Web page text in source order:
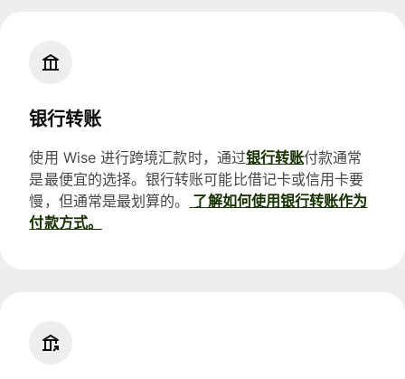
银行转账
使用 Wise 进行跨境汇款时，通过银行转账付款通常
是最便宜的选择。银行转账可能比借记卡或信用卡要
慢，但通常是最划算的。
了解如何使用银行转账作为
付款方式。